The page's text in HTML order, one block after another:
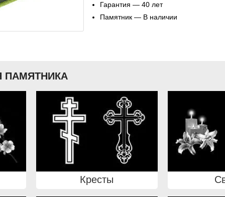
Гарантия — 40 лет
Памятник — В наличии
ПАМЯТНИКА
Кресты